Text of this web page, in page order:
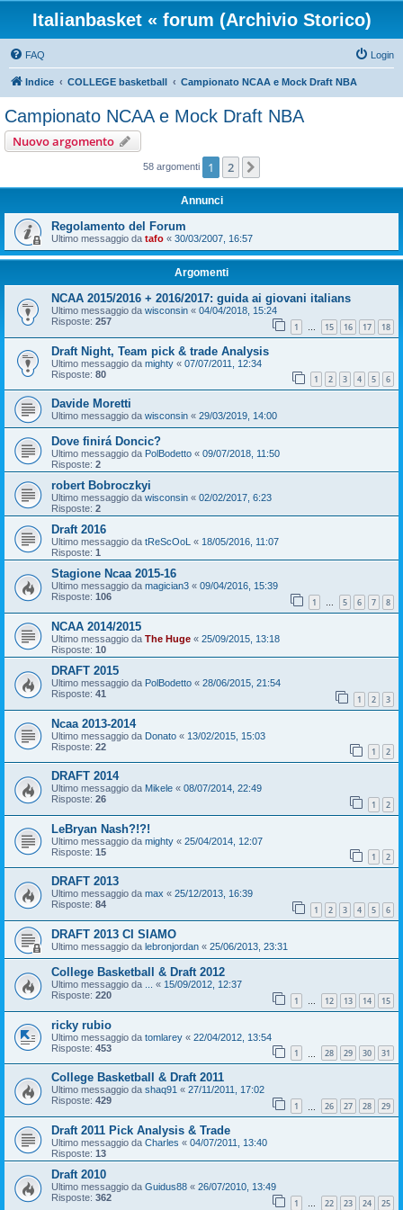
Italianbasket « forum (Archivio Storico)
FAQ Login
Indice COLLEGE basketball Campionato NCAA e Mock Draft NBA
Campionato NCAA e Mock Draft NBA
Nuovo argomento
58 argomenti 1 2
Annunci
Regolamento del Forum
Ultimo messaggio da tafo « 30/03/2007, 16:57
Argomenti
NCAA 2015/2016 + 2016/2017: guida ai giovani italians
Ultimo messaggio da wisconsin « 04/04/2018, 15:24
Risposte: 257 1 … 15 16 17 18
Draft Night, Team pick & trade Analysis
Ultimo messaggio da mighty « 07/07/2011, 12:34
Risposte: 80 1 2 3 4 5 6
Davide Moretti
Ultimo messaggio da wisconsin « 29/03/2019, 14:00
Dove finirá Doncic?
Ultimo messaggio da PolBodetto « 09/07/2018, 11:50
Risposte: 2
robert Bobroczkyi
Ultimo messaggio da wisconsin « 02/02/2017, 6:23
Risposte: 2
Draft 2016
Ultimo messaggio da tReScOoL « 18/05/2016, 11:07
Risposte: 1
Stagione Ncaa 2015-16
Ultimo messaggio da magician3 « 09/04/2016, 15:39
Risposte: 106 1 … 5 6 7 8
NCAA 2014/2015
Ultimo messaggio da The Huge « 25/09/2015, 13:18
Risposte: 10
DRAFT 2015
Ultimo messaggio da PolBodetto « 28/06/2015, 21:54
Risposte: 41 1 2 3
Ncaa 2013-2014
Ultimo messaggio da Donato « 13/02/2015, 15:03
Risposte: 22 1 2
DRAFT 2014
Ultimo messaggio da Mikele « 08/07/2014, 22:49
Risposte: 26 1 2
LeBryan Nash?!?!
Ultimo messaggio da mighty « 25/04/2014, 12:07
Risposte: 15 1 2
DRAFT 2013
Ultimo messaggio da max « 25/12/2013, 16:39
Risposte: 84 1 2 3 4 5 6
DRAFT 2013 CI SIAMO
Ultimo messaggio da lebronjordan « 25/06/2013, 23:31
College Basketball & Draft 2012
Ultimo messaggio da « 15/09/2012, 12:37
Risposte: 220 1 … 12 13 14 15
ricky rubio
Ultimo messaggio da tomlarey « 22/04/2012, 13:54
Risposte: 453 1 28 29 30 31
College Basketball & Draft 2011
Ultimo messaggio da shaq91 « 27/11/2011, 17:02
Risposte: 429 1 26 27 28 29
Draft 2011 Pick Analysis & Trade
Ultimo messaggio da Charles « 04/07/2011, 13:40
Risposte: 13
Draft 2010
Ultimo messaggio da Guidus88 « 26/07/2010, 13:49
Risposte: 362 1 … 22 23 24 25